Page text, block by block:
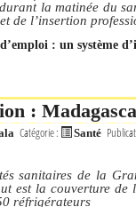
la matinée du
de l’insertion
: un système
:
Catégorie : Santé
sanitaires de la
est la couverture
réfrigérateurs